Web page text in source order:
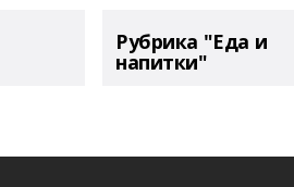
Рубрика "Еда и
напитки"